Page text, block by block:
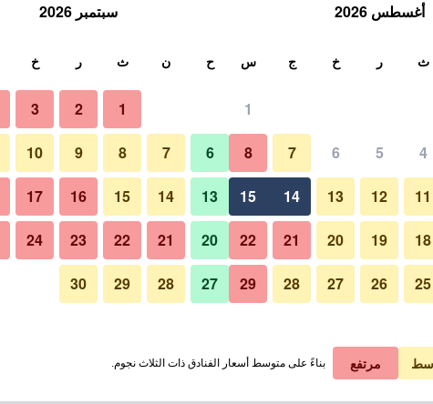
في الليلة
﷼ عرض الصفقة
﷼ عرض الصفقة
أغسطس 2026
ث ر خ ج س
1
4
5
6
7
8
11
12
13
14
15
18
19
20
21
22
25
26
27
28
29
سبتمبر 2026
ح ن ث ر خ
1
2
3
6
7
8
9
10
13
14
15
16
17
20
21
22
23
24
27
28
29
30
مرتفع بناءً على متوسط أسعار الفنادق ذات الثلاث نجوم.